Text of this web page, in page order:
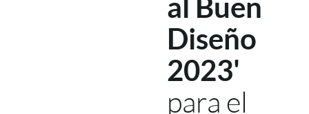
al Buen
Diseño
2023'
para el